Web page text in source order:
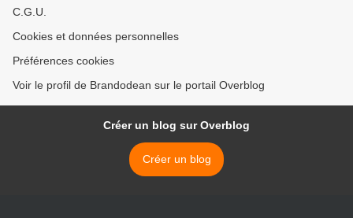
C.G.U.
Cookies et données personnelles
Préférences cookies
Voir le profil de Brandodean sur le portail Overblog
Créer un blog sur Overblog
Créer un blog